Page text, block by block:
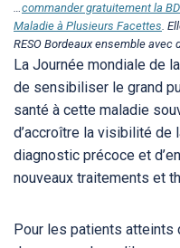
…commander gratuitement la
Maladie à Plusieurs Facettes.
RESO Bordeaux ensemble avec
La Journée mondiale de
de sensibiliser le grand
santé à cette maladie
d’accroître la visibilité de
diagnostic précoce et
nouveaux traitements et
Pour les patients atteints